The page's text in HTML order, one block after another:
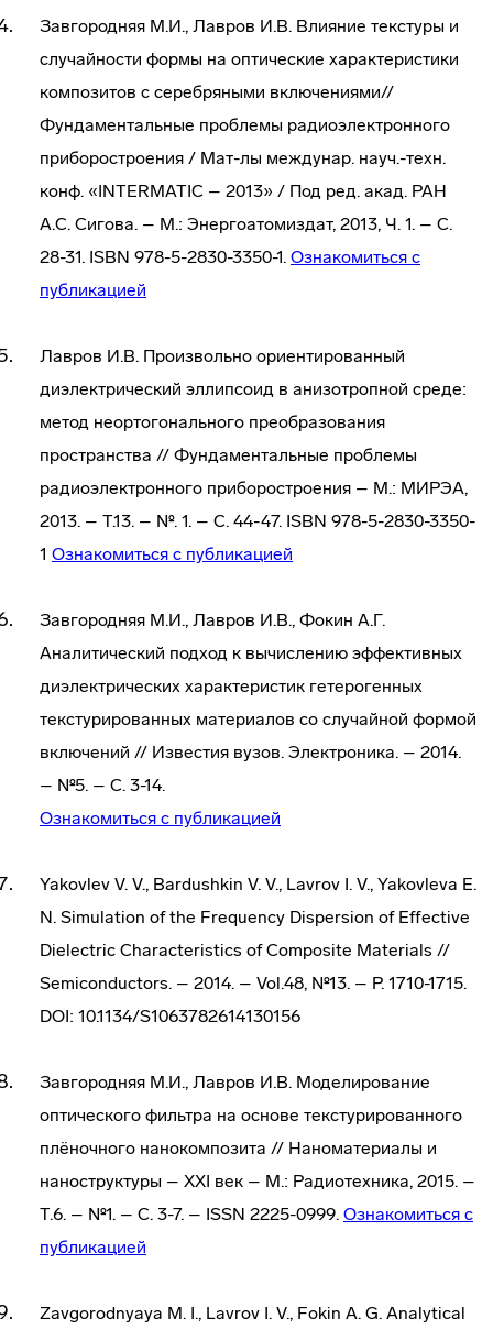
Завгородняя М.И., Лавров И.В. Влияние текстуры и
случайности формы на оптические характеристики
композитов с серебряными включениями//
Фундаментальные проблемы радиоэлектронного
приборостроения / Мат-лы междунар. науч.-техн.
конф. «INTERMATIC – 2013» / Под ред. акад. РАН
А.С. Сигова. – М.: Энергоатомиздат, 2013, Ч. 1. – С.
28-31. ISBN 978-5-2830-3350-1. Ознакомиться с
публикацией
Лавров И.В. Произвольно ориентированный
диэлектрический эллипсоид в анизотропной среде:
метод неортогонального преобразования
пространства // Фундаментальные проблемы
радиоэлектронного приборостроения – М.: МИРЭА,
2013. – Т.13. – №. 1. – С. 44-47. ISBN 978-5-2830-3350-
1 Ознакомиться с публикацией
Завгородняя М.И., Лавров И.В., Фокин А.Г.
Аналитический подход к вычислению эффективных
диэлектрических характеристик гетерогенных
текстурированных материалов со случайной формой
включений // Известия вузов. Электроника. – 2014.
– №5. – С. 3-14.
Ознакомиться с публикацией
Yakovlev V. V., Bardushkin V. V., Lavrov I. V., Yakovleva E.
N. Simulation of the Frequency Dispersion of Effective
Dielectric Characteristics of Composite Materials //
Semiconductors. – 2014. – Vol.48, №13. – P. 1710-1715.
DOI: 10.1134/S1063782614130156
Завгородняя М.И., Лавров И.В. Моделирование
оптического фильтра на основе текстурированного
плёночного нанокомпозита // Наноматериалы и
наноструктуры – XXI век – М.: Радиотехника, 2015. –
Т.6. – №1. – С. 3-7. – ISSN 2225-0999. Ознакомиться с
публикацией
Zavgorodnyaya M. I., Lavrov I. V., Fokin A. G. Analytical